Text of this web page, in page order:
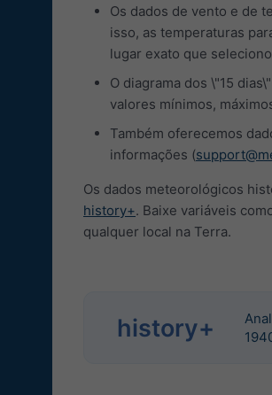
Os dados de vento e de
isso, as temperaturas
lugar exato que
O diagrama dos \"15
valores mínimos,
Também oferecemos
informações (
Os dados meteorológicos
history+. Baixe variáveis
qualquer local na Terra.
history+